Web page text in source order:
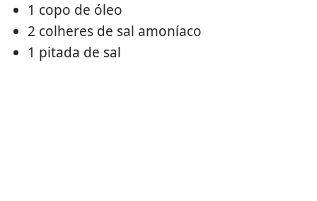
1 copo de óleo
2 colheres de sal amoníaco
1 pitada de sal